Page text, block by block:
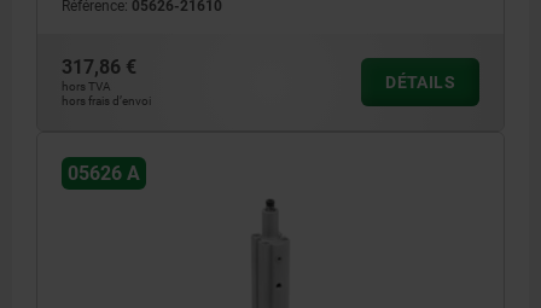
Référence: 05626-21610
317,86 €
hors TVA
hors frais d’envoi
DÉTAILS
05626 A